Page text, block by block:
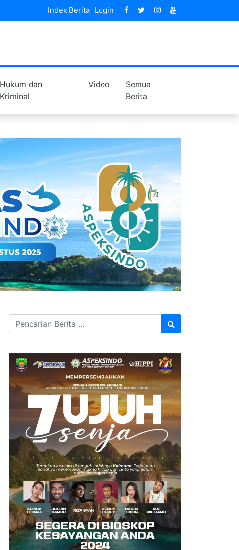
Index Berita Login
Hukum dan
Kriminal
Video
Semua
Berita